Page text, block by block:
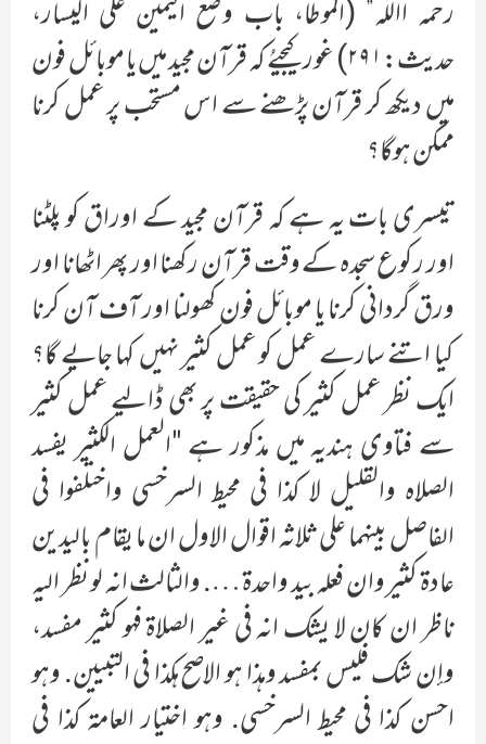
رحمہ االلّٰه” (الموطا، باب وضع الیمین علی الیسار،
حدیث:۲۹۱) غور کیجیےُ کہ قرآن مجید میں یا موبائل فون
میں دیکھ کر قرآن پڑھنے سے اس مستحب پر عمل کرنا
ممکن ہوگا؟
تیسری بات یہ ہے کہ قرآن مجید کے اوراق کو پلٹنا
اور رکوع سجدہ کے وقت قرآن رکھنا اور پھر اٹھانا اور
ورق گردانی کرنا یا موبائل فون کھولنا اور آف آن کرنا
کیا اتنے سارے عمل کو عمل کثیر نہیں کہا جایے گا؟
ایک نظر عمل کثیر کی حقیقت پر بھی ڈالیے عمل کثیر
سے فتاوی ہندیہ میں مذکور ہے "العمل الكثير يفسد
الصلاه والقليل لا كذا في محيط السرخسى واختلفوا في
الفاصل بينهما على ثلاثه اقوال الاول ان ما يقام باليدين
عادة كثير وان فعله بيد واحدة …. والثالث انه لو نظر اليه
ناظر ان كان لا يشك انه في غير الصلاة فهو كثير مفسد،
وإن شك فليس بمفسد وهذا هو الاصح هكذا في التبيين. وهو
احسن كذا في محيط السرخسى. وهو اختيار العامة كذا في